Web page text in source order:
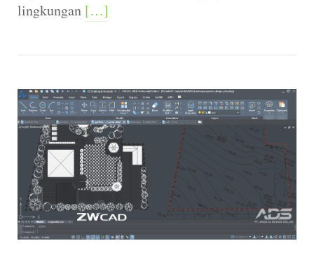
lingkungan […]